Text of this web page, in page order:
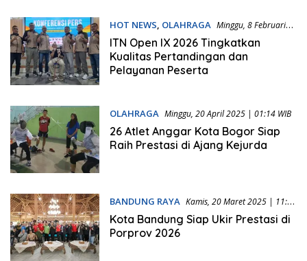
HOT NEWS, OLAHRAGA Minggu, 8 Februari
2026 | 19:51 WIB
ITN Open IX 2026 Tingkatkan
Kualitas Pertandingan dan
Pelayanan Peserta
OLAHRAGA Minggu, 20 April 2025 | 01:14 WIB
26 Atlet Anggar Kota Bogor Siap
Raih Prestasi di Ajang Kejurda
BANDUNG RAYA Kamis, 20 Maret 2025 | 11:25
WIB
Kota Bandung Siap Ukir Prestasi di
Porprov 2026